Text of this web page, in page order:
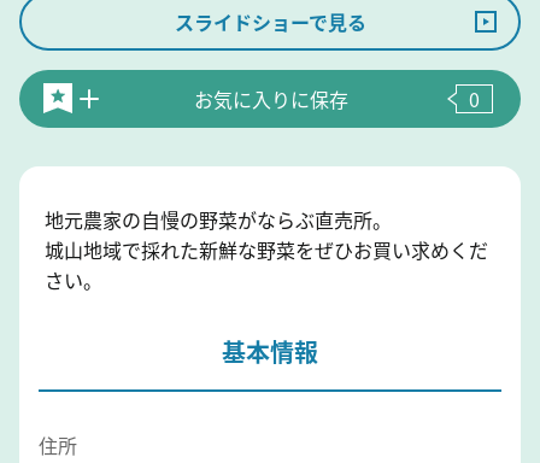
スライドショーで見る
お気に入りに保存 0
地元農家の自慢の野菜がならぶ直売所。
城山地域で採れた新鮮な野菜をぜひお買い求めくだ
さい。
基本情報
住所